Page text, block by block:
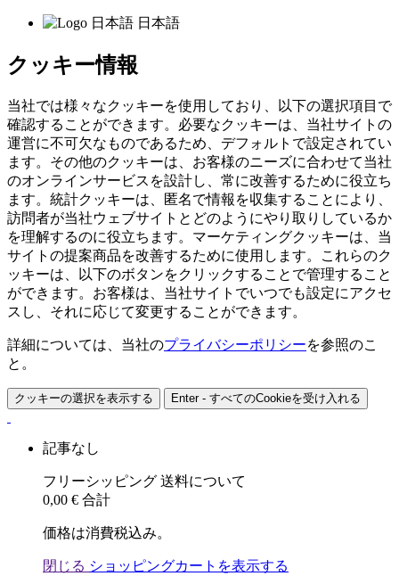
日本語
クッキー情報
当社では様々なクッキーを使用しており、以下の選択項目で
確認することができます。必要なクッキーは、当社サイトの
運営に不可欠なものであるため、デフォルトで設定されてい
ます。その他のクッキーは、お客様のニーズに合わせて当社
のオンラインサービスを設計し、常に改善するために役立ち
ます。統計クッキーは、匿名で情報を収集することにより、
訪問者が当社ウェブサイトとどのようにやり取りしているか
を理解するのに役立ちます。マーケティングクッキーは、当
サイトの提案商品を改善するために使用します。これらのク
ッキーは、以下のボタンをクリックすることで管理すること
ができます。お客様は、当社サイトでいつでも設定にアクセ
スし、それに応じて変更することができます。
詳細については、当社のプライバシーポリシーを参照のこ
と。
クッキーの選択を表示する Enter - すべてのCookieを受け入れる
記事なし
フリーシッピング 送料について
0,00 € 合計
価格は消費税込み。
閉じる ショッピングカートを表示する